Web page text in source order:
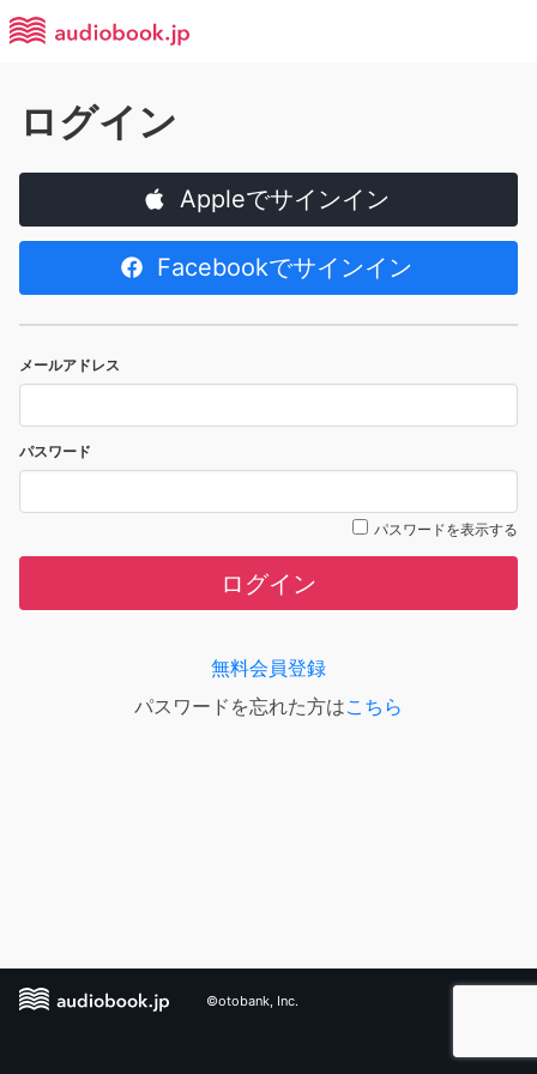
ログイン
Appleでサインイン
Facebookでサインイン
メールアドレス
パスワード
パスワードを表示する
ログイン
無料会員登録
パスワードを忘れた方はこちら
©otobank, Inc.